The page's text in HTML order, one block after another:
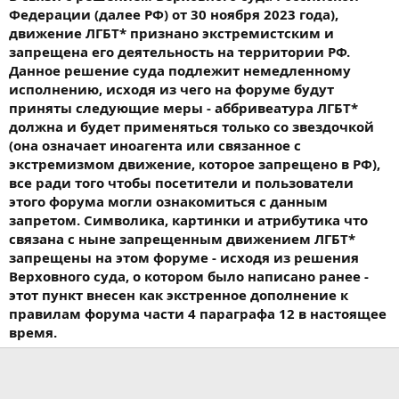
станет прозрачной — рис должен быть чистым. Затем
возьмите кастрюлю, налейте в неё воду в пропорции 2:1 и
доведите до кипения. Когда вода закипит, добавьте рис,
убавьте огонь, накройте крышкой и варите 15 минут.
Оставляем его остывать.
Кинзу? Промываем и мелко рубим. Смешиваем рис, фарш,
кинзу, добавляем соль, перец чили, хмели-сунели и немного
воды для сочности. Готово! Ну, почти.
Листья винограда — наше кулинарное «полотно». Отделяем их
друг от друга, тщательно промываем и удаляем прожилки. На
каждый лист кладём начинку и сворачиваем его в плотный
рулетик, заправляя края внутрь.
Теперь долма почти на финишной прямой. На дно кастрюли
кладём перевёрнутую тарелку — это важный шаг, не
пропускайте его. Сверху выкладываем долму швом вниз,
заливаем водой, помещаем ещё одну перевёрнутую тарелку
сверху. Накрываем кастрюлю крышкой, ставим на средний
огонь и доводим до кипения. После этого уменьшаем огонь и
готовим долму час.
Федерации (далее РФ) от 30 ноября 2023 года),
движение ЛГБТ* признано экстремистским и
запрещена его деятельность на территории РФ.
Данное решение суда подлежит немедленному
исполнению, исходя из чего на форуме будут
приняты следующие меры - аббривеатура ЛГБТ*
должна и будет применяться только со звездочкой
(она означает иноагента или связанное с
экстремизмом движение, которое запрещено в РФ),
все ради того чтобы посетители и пользователи
этого форума могли ознакомиться с данным
запретом. Символика, картинки и атрибутика что
связана с ныне запрещенным движением ЛГБТ*
запрещены на этом форуме - исходя из решения
Верховного суда, о котором было написано ранее -
этот пункт внесен как экстренное дополнение к
правилам форума части 4 параграфа 12 в настоящее
время.